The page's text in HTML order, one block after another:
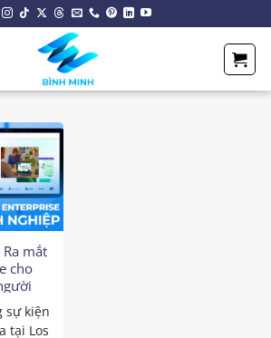
mắt
cho
nội
quen
sự kiện
tại Los